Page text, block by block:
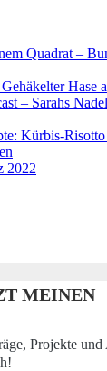
Quadrat –
Hase
– Sarahs
Kürbis-
2022
MEINEN
Projekte und